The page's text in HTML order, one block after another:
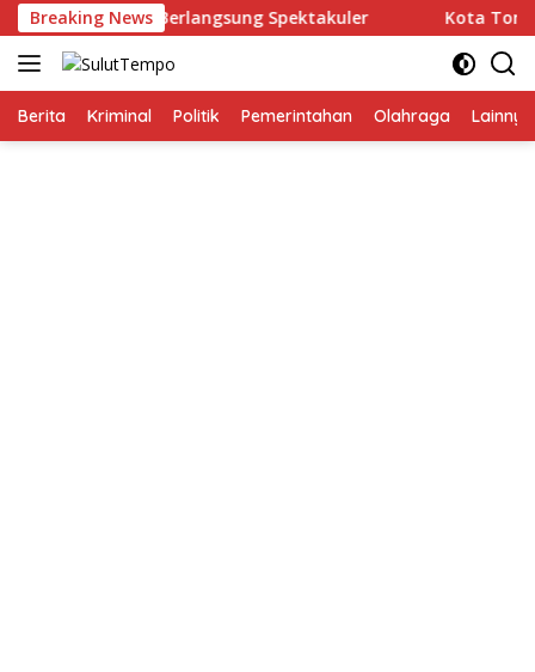
Langsung
ke
konten
Breaking News
TIFF 2026 Berlangsung Spektakuler Kota
Berita Kriminal Politik Pemerintahan Olahraga Lainnya